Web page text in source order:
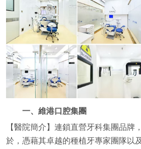
一、維港口腔集團
【醫院簡介】連鎖直營牙科集團品牌
於，憑藉其卓越的種植牙專家團隊以